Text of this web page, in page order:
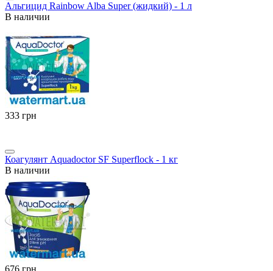
Альгицид Rainbow Alba Super (жидкий) - 1 л
В наличии
‍333‍ грн
Коагулянт Aquadoctor SF Superflock - 1 кг
В наличии
‍676‍ грн